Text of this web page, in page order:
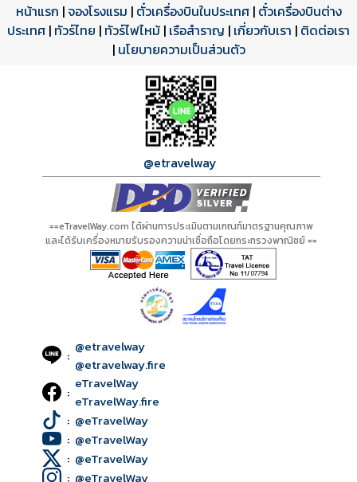
โปรแกรมทัวร์
ดาวน์โหลด PDF
รีวิวลูกค้าจริง
รีวิวจาก eTravelWay
เปิดหน้าเต็ม
ใบอนุญาตนำเที่ยว
เลขที่ 11/11450
เปิดหน้าเต็ม
หน้าแรก |จองโรงแรม | ตั๋วเครื่องบินในประเทศ| ตั๋วเครื่องบินต่าง
ประเทศ | ทัวร์ไทย | ทัวร์ไฟไหม้ | เรือสำราญ | เกี่ยวกับเรา | ติดต่อเรา
| นโยบายความเป็นส่วนตัว
@etravelway
==eTravelWay.com ได้ผ่านการประเมินตามเกณฑ์มาตรฐานคุณภาพ
และได้รับเครื่องหมายรับรองความน่าเชื่อถือโดยกระทรวงพาณิชย์ ==
: @etravelway
@etravelway.fire
: eTravelWay
eTravelWay.fire
: @eTravelWay
: @eTravelWay
: @eTravelWay
: @eTravelWay